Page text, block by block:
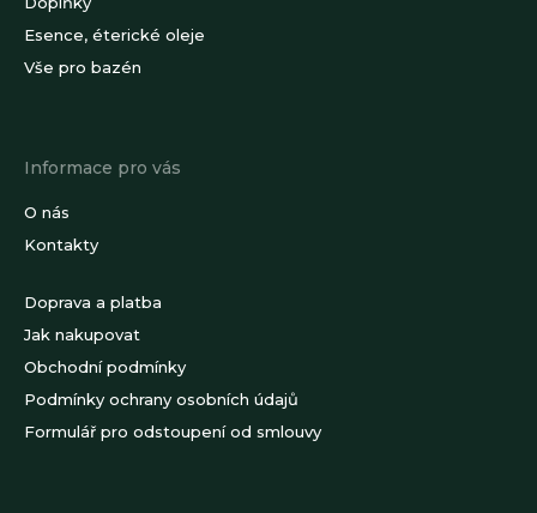
Esence, éterické oleje
Vše pro bazén
Informace pro vás
O nás
Kontakty
Doprava a platba
Jak nakupovat
Obchodní podmínky
Podmínky ochrany osobních údajů
Formulář pro odstoupení od smlouvy